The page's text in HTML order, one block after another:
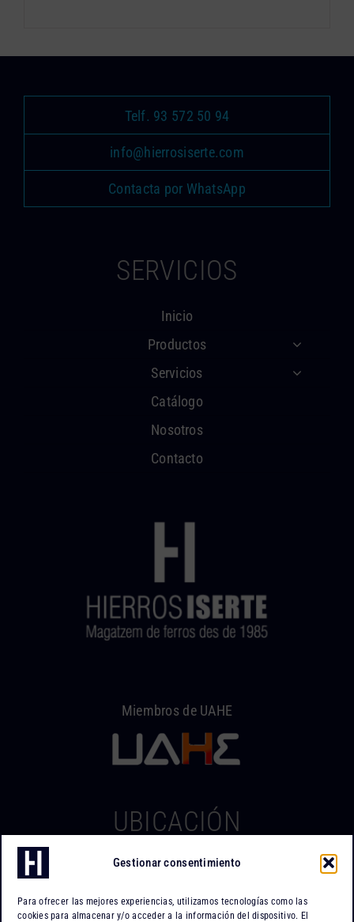
Gestionar consentimiento
Para ofrecer las mejores experiencias, utilizamos tecnologías como las
cookies para almacenar y/o acceder a la información del dispositivo. El
Telf. 93 572 50 94
info@hierrosiserte.com
Contacta por WhatsApp
SERVICIOS
Inicio
Productos
Servicios
Catálogo
Nosotros
Contacto
Miembros de UAHE
UBICACIÓN
Hierros Iserte
Po. Ind. Can Tapiola